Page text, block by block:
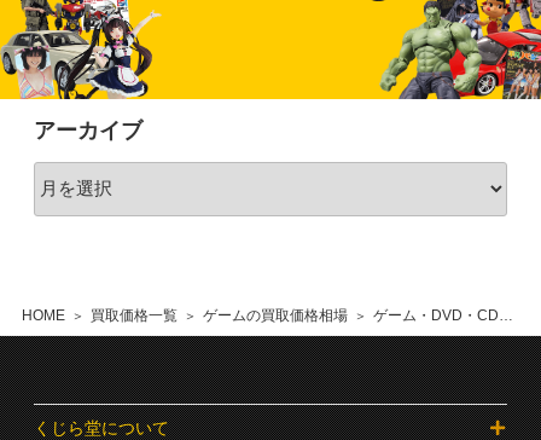
HOME 買取価格一覧 ゲームの買取価格相場 ゲーム・DVD・CDの買取価格相場
アーカイブ
くじら堂について